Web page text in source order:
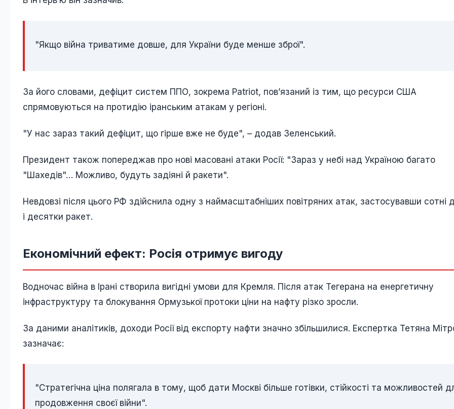
"Якщо війна триватиме довше, для України буде менше зброї".
За його словами, дефіцит систем ППО, зокрема Patriot, пов’язаний із тим, що ресурси США
спрямовуються на протидію іранським атакам у регіоні.
"У нас зараз такий дефіцит, що гірше вже не буде", – додав Зеленський.
Президент також попереджав про нові масовані атаки Росії: "Зараз у небі над Україною багато
"Шахедів"… Можливо, будуть задіяні й ракети".
Невдовзі після цього РФ здійснила одну з наймасштабніших повітряних атак, застосувавши сотні
і десятки ракет.
Економічний ефект: Росія отримує вигоду
Водночас війна в Ірані створила вигідні умови для Кремля. Після атак Тегерана на енергетичну
інфраструктуру та блокування Ормузької протоки ціни на нафту різко зросли.
За даними аналітиків, доходи Росії від експорту нафти значно збільшилися. Експертка Тетяна
зазначає:
"Стратегічна ціна полягала в тому, щоб дати Москві більше готівки, стійкості та можливостей
продовження своєї війни".